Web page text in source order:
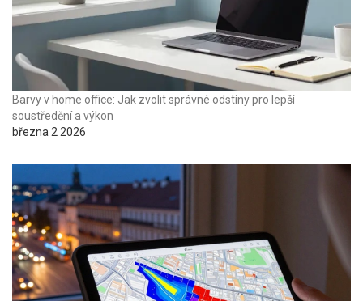
Barvy v home office: Jak zvolit správné odstíny pro lepší
soustředění a výkon
března 2 2026